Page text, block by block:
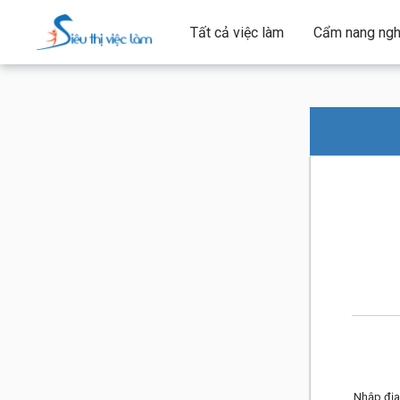
Tất cả việc làm Cẩm nang
Nhập